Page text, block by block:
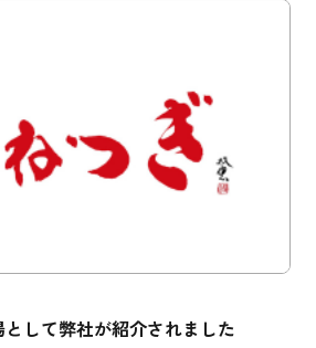
して弊社が紹介されました